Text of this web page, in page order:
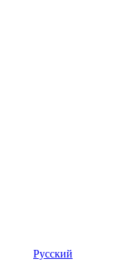
Русский